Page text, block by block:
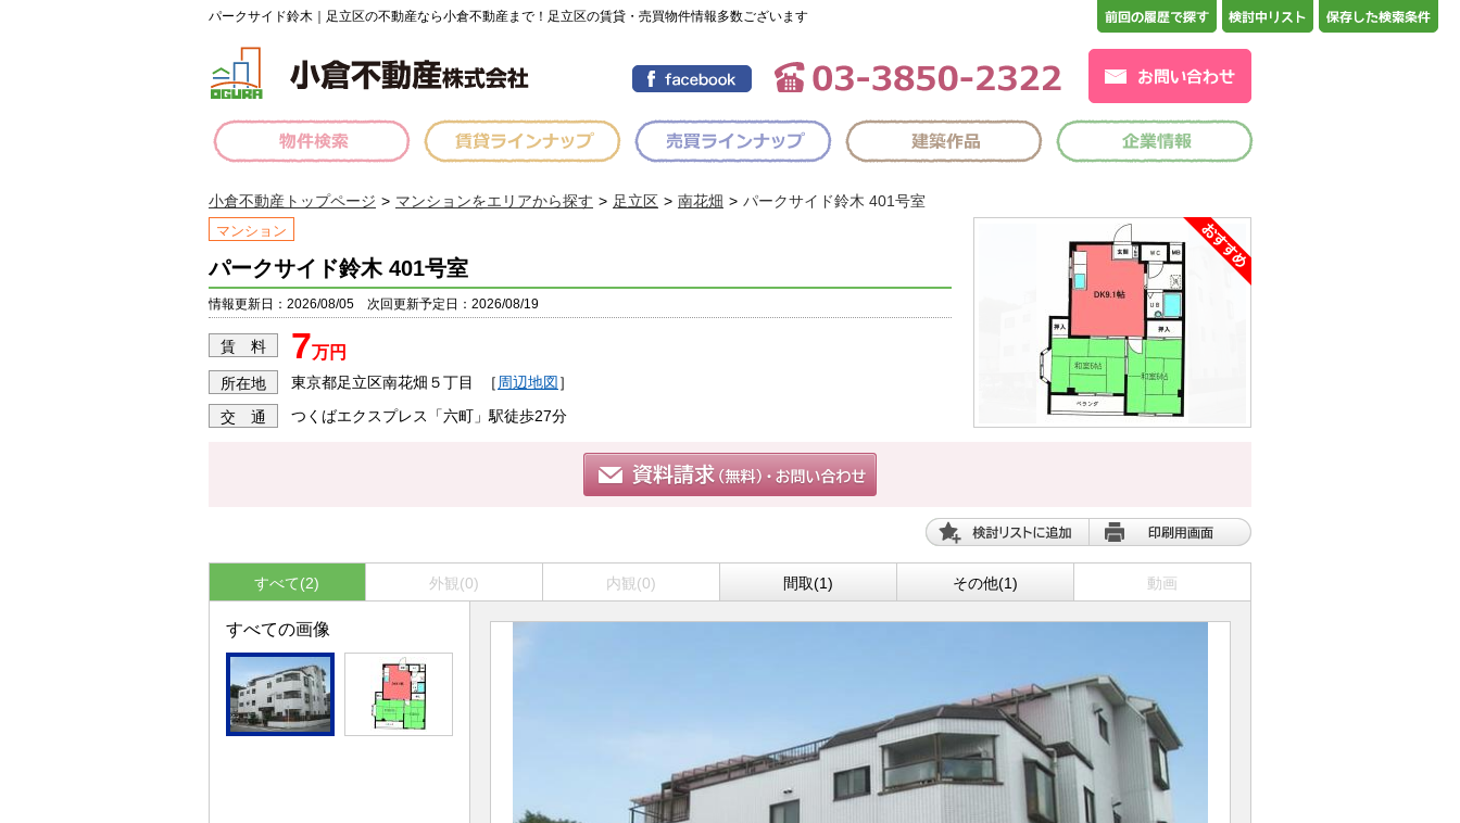
パークサイド鈴木｜足立区の不動産なら小倉不動産まで！足立区の賃貸・売買物件情報多数ございます
小倉不動産トップページ マンションをエリアから探す 足立区 南花畑 パークサイド鈴木 401号室
マンション
パークサイド鈴木 401号室
情報更新日：2026/08/05 次回更新予定日：2026/08/19
賃 料 7万円
所在地 東京都足立区南花畑５丁目 ［ 周辺地図］
交 通 つくばエクスプレス「六町」駅徒歩27分
すべて(2) 外観(0) 内観(0) 間取(1) その他(1) 動画
すべての画像